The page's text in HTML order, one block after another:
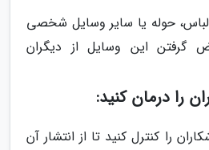
لباس، حوله یا سایر وسایل شخصی
گرفتن این وسایل از دیگران
را درمان کنید:
را کنترل کنید تا از انتشار آن